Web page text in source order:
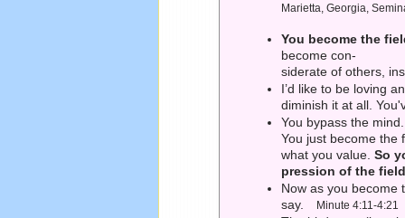
Marietta, Georgia,
You become the
become con-
siderate of others,
I’d like to be loving
diminish it at all.
You bypass the
You just become the
what you value.So
pression of the
Now as you become
say.
Minute 4:11-4:21